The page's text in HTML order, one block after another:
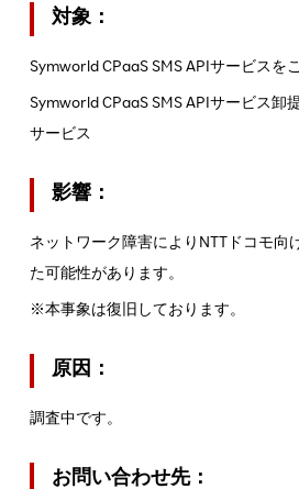
対象：
Symworld CPaaS SMS APIサービスを
Symworld CPaaS SMS APIサービス卸
サービス
影響：
ネットワーク障害によりNTTドコモ向
た可能性があります。
※本事象は復旧しております。
原因：
調査中です。
お問い合わせ先：